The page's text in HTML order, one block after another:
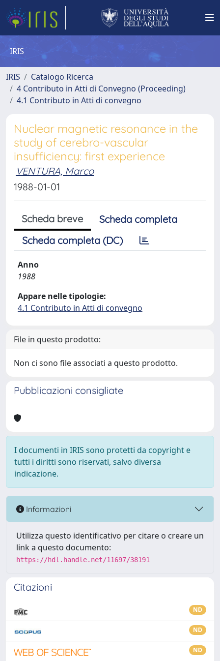
IRIS
IRIS
Catalogo Ricerca
4 Contributo in Atti di Convegno (Proceeding)
4.1 Contributo in Atti di convegno
Nuclear magnetic resonance in the
study of cerebro-vascular
insufficiency: first experience
VENTURA, Marco
1988-01-01
Scheda breve
Scheda completa
Scheda completa (DC)
Anno
1988
Appare nelle tipologie:
4.1 Contributo in Atti di convegno
File in questo prodotto:
Non ci sono file associati a questo prodotto.
Pubblicazioni consigliate
I documenti in IRIS sono protetti da copyright e
tutti i diritti sono riservati, salvo diversa
indicazione.
Informazioni
Utilizza questo identificativo per citare o creare un
link a questo documento:
https://hdl.handle.net/11697/38191
Citazioni
ND
ND
ND